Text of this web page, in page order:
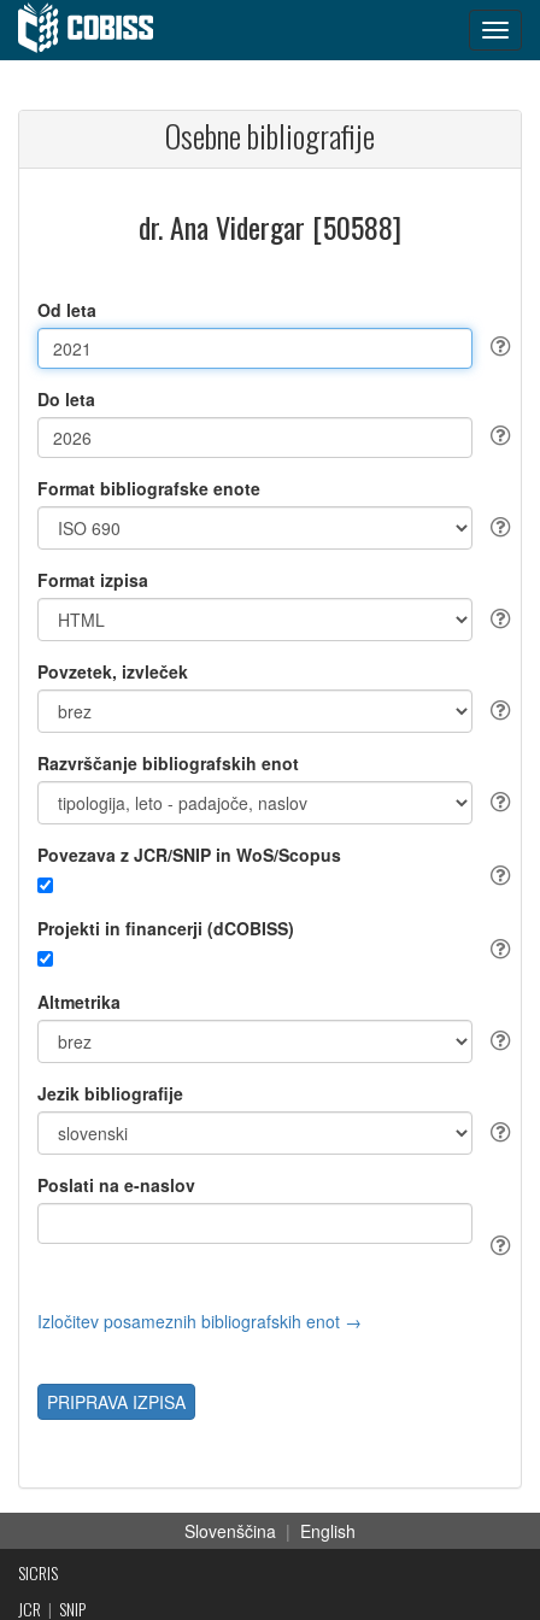
Osebne bibliografije
dr. Ana Vidergar [50588]
Od leta
Do leta
Format bibliografske enote
Format izpisa
Povzetek, izvleček
Razvrščanje bibliografskih enot
Povezava z JCR/SNIP in WoS/Scopus
Projekti in financerji (dCOBISS)
Altmetrika
Jezik bibliografije
Poslati na e-naslov
Izločitev posameznih bibliografskih enot →
PRIPRAVA IZPISA
Slovenščina | English
SICRIS
JCR | SNIP